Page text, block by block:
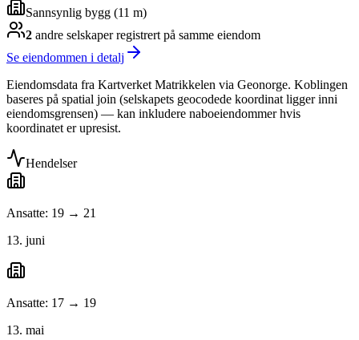
Sannsynlig bygg (11 m)
2 andre selskaperregistrert på samme eiendom
Se eiendommen i detalj
Eiendomsdata fra Kartverket Matrikkelen via Geonorge. Koblingen
baseres på spatial join (selskapets geocodede koordinat ligger inni
eiendomsgrensen) — kan inkludere naboeiendommer hvis
koordinatet er upresist.
Hendelser
Ansatte: 19 → 21
13. juni
Ansatte: 17 → 19
13. mai